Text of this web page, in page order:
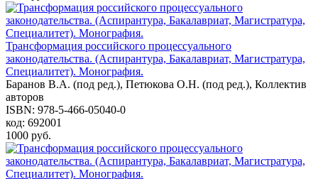
Трансформация российского процессуального
законодательства. (Аспирантура, Бакалавриат, Магистратура,
Специалитет). Монография.
Баранов В.А. (под ред.), Петюкова О.Н. (под ред.), Коллектив
авторов
ISBN: 978-5-466-05040-0
код: 692001
1000 руб.